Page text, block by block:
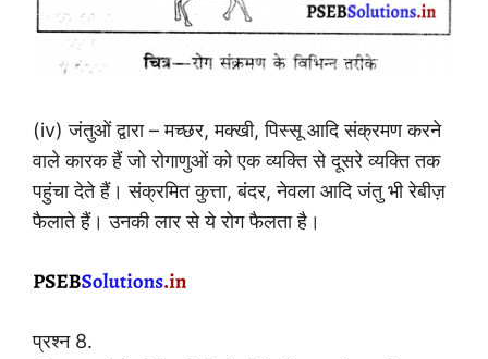
(iv) जंतुओं द्वारा – मच्छर, मक्खी, पिस्सू आदि संक्रमण करने
वाले कारक हैं जो रोगाणुओं को एक व्यक्ति से दूसरे व्यक्ति तक
पहुंचा देते हैं। संक्रमित कुत्ता, बंदर, नेवला आदि जंतु भी रेबीज़
फैलाते हैं। उनकी लार से ये रोग फैलता है।
प्रश्न 8.